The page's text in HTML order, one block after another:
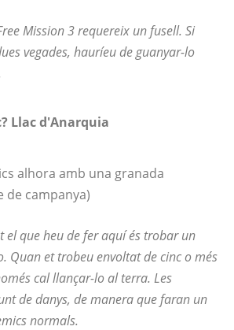
Mission 3 requereix un fusell. Si
vegades, hauríeu de guanyar-lo
Llac d'Anarquia
alhora amb una granada
de campanya)
el que heu de fer aquí és trobar un
Quan et trobeu envoltat de cinc o més
cal llançar-lo al terra. Les
de danys, de manera que faran un
normals.